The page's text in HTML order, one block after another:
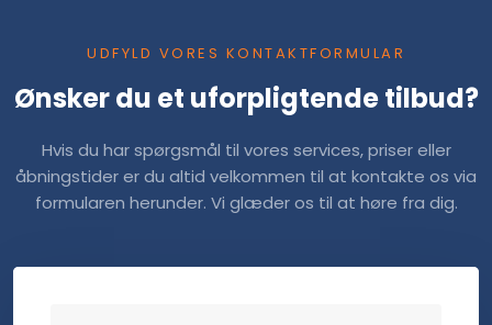
UDFYLD VORES KONTAKTFORMULAR
Ønsker du et uforpligtende tilbud?
Hvis du har spørgsmål til vores services, priser eller
åbningstider er du altid velkommen til at kontakte os via
formularen herunder. Vi glæder os til at høre fra dig.